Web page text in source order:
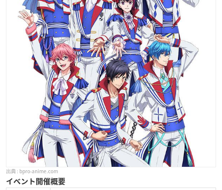
bpro-anime.com
イベント開催概要